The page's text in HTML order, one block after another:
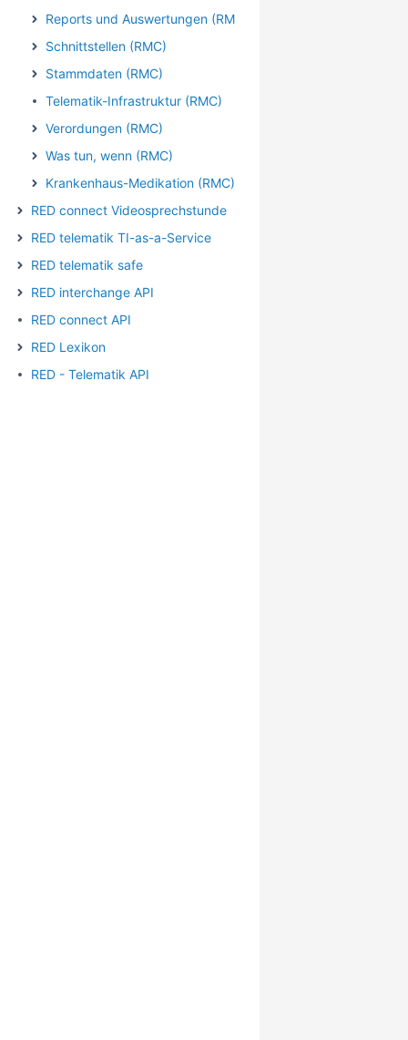
Reports und Auswertungen (RMC)
Schnittstellen (RMC)
Stammdaten (RMC)
Telematik-Infrastruktur (RMC)
Verordungen (RMC)
Was tun, wenn (RMC)
Krankenhaus-Medikation (RMC)
RED connect Videosprechstunde
RED telematik TI-as-a-Service
RED telematik safe
RED interchange API
RED connect API
RED Lexikon
RED - Telematik API